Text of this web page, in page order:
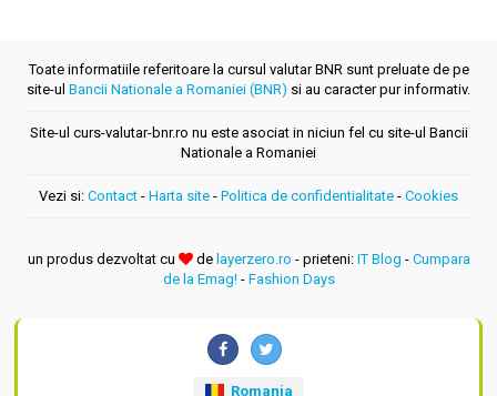
Toate informatiile referitoare la cursul valutar BNR sunt preluate de pe
site-ul Bancii Nationale a Romaniei (BNR) si au caracter pur informativ.
Site-ul curs-valutar-bnr.ro nu este asociat in niciun fel cu site-ul Bancii
Nationale a Romaniei
Vezi si: Contact - Harta site - Politica de confidentialitate - Cookies
un produs dezvoltat cu de layerzero.ro - prieteni: IT Blog - Cumpara
de la Emag!- Fashion Days
Romania